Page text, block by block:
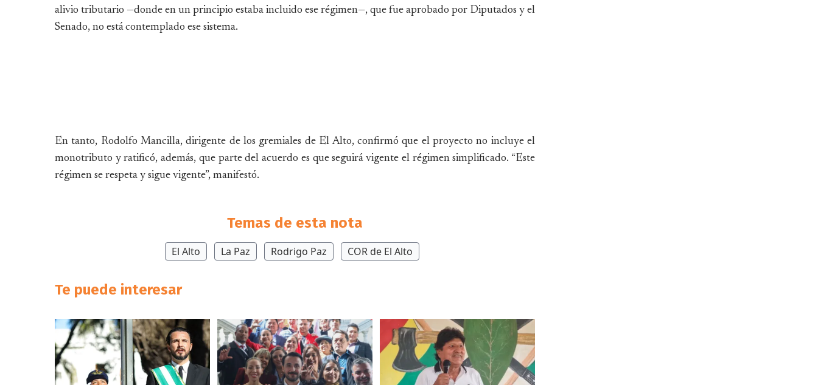
alivio tributario —donde en un principio estaba incluido ese régimen—, que fue aprobado por Diputados y el
Senado, no está contemplado ese sistema.
En tanto, Rodolfo Mancilla, dirigente de los gremiales de El Alto, confirmó que el proyecto no incluye el
monotributo y ratificó, además, que parte del acuerdo es que seguirá vigente el régimen simplificado. “Este
régimen se respeta y sigue vigente”, manifestó.
Temas de esta nota
El Alto La Paz Rodrigo Paz COR de El Alto
Te puede interesar